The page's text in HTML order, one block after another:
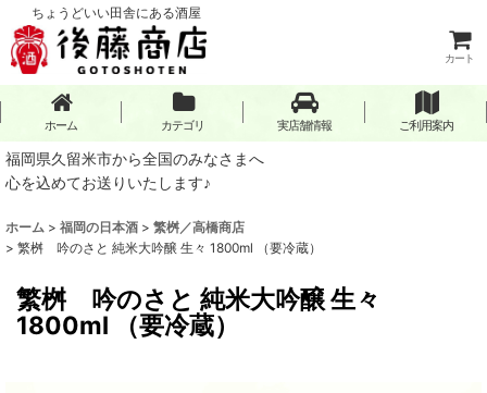
ちょうどいい田舎にある酒屋
カート
ホーム カテゴリ 実店舗情報 ご利用案内
福岡県久留米市から全国のみなさまへ
心を込めてお送りいたします♪
ホーム > 福岡の日本酒 > 繁桝／高橋商店
> 繁桝 吟のさと 純米大吟醸 生々 1800ml （要冷蔵）
繁桝 吟のさと 純米大吟醸 生々
1800ml （要冷蔵）